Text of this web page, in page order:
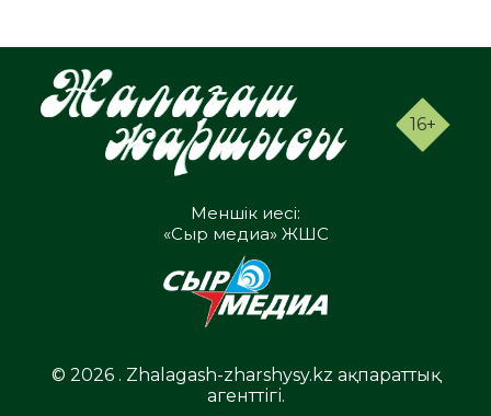
16+
Меншік иесі:
«Сыр медиа» ЖШС
© 2026 . Zhalagash-zharshysy.kz ақпараттық
агенттігі.